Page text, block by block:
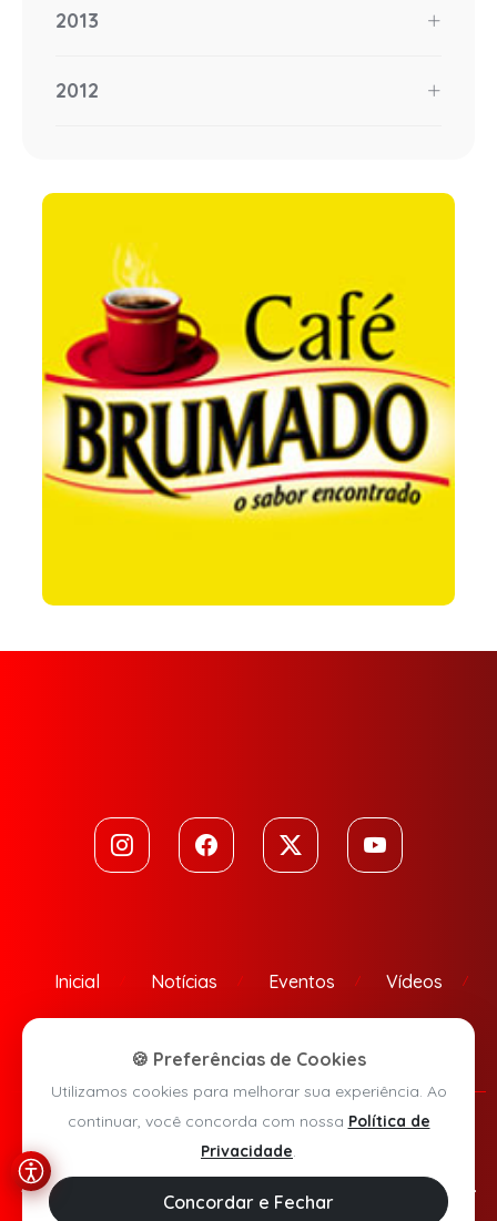
2013
2012
Inicial Notícias Eventos Vídeos
Política de Privacidade
Agora Sudoeste © 2026 - Todos os direitos reservados.
🍪 Preferências de Cookies
Utilizamos cookies para melhorar sua experiência. Ao
continuar, você concorda com nossa Política de
Privacidade.
Concordar e Fechar